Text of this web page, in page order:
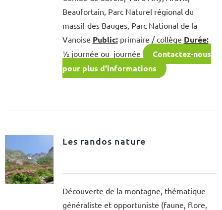
Beaufortain, Parc Naturel régional du
massif des Bauges, Parc National de la
Vanoise Public:primaire / collège Durée:
½ journée ou journée
Contactez-nous
pour plus d'informations
Les randos nature
Découverte de la montagne, thématique
généraliste et opportuniste (faune, flore,